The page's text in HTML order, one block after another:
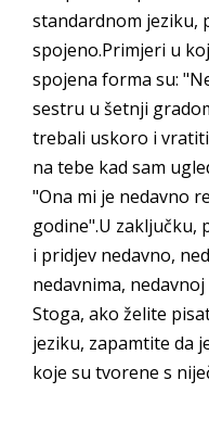
standardnom jeziku,
spojeno.Primjeri u
spojena forma su:
sestru u šetnji
trebali uskoro i
na tebe kad sam
"Ona mi je nedavno
godine".U zaključku,
i pridjev nedavno,
nedavnima,
Stoga, ako želite
jeziku, zapamtite da
koje su tvorene s